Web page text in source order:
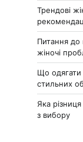
Трендові
Питання до
жіночі
Що
стильних
Яка
з вибору